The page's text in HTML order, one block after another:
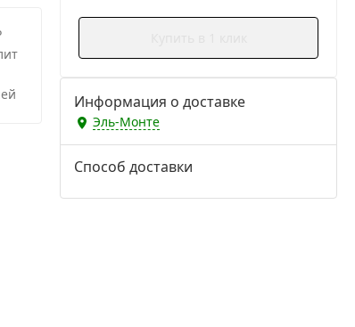
Информация о доставке
Эль-Монте
Способ доставки